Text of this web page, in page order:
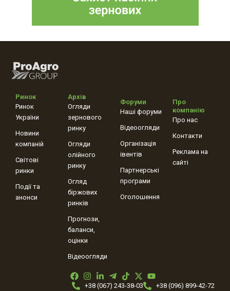
Ринок
Ринок
України
Новини
компаній
Світові
ринки
Події та
анонси
Архів
Огляди
зернового
ринку
Огляди
олійного
ринку
Огляд
біржових
ринків
Прогнози,
баланси,
оцінки
Відеоогляди
Форуми
Наші форуми
Відеоогляди
Організація
івентів
Партнерські
програми
Оголошення
Про
компанію
Про нас
Контакти
Реклама на
сайті
+38 (067) 243-38-03 +38 (096) 899-42-72